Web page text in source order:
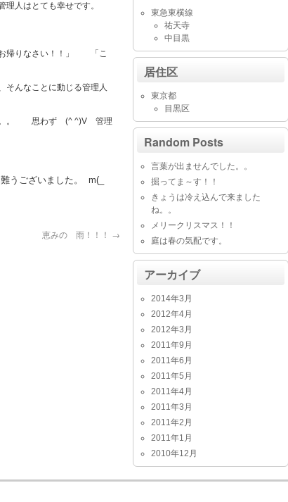
人はとても幸せです。
りなさい！！」 「こ
んなことに動じる管理人
。。 思わず (^ ^)V 管理
た。 m(_
恵みの 雨！！！ →
東急東横線
祐天寺
中目黒
居住区
東京都
目黒区
Random Posts
言葉が出ませんでした。。
掘ってま～す！！
きょうは冷え込んで来ました
ね。。
メリークリスマス！！
庭は春の気配です。
アーカイブ
2014年3月
2012年4月
2012年3月
2011年9月
2011年6月
2011年5月
2011年4月
2011年3月
2011年2月
2011年1月
2010年12月